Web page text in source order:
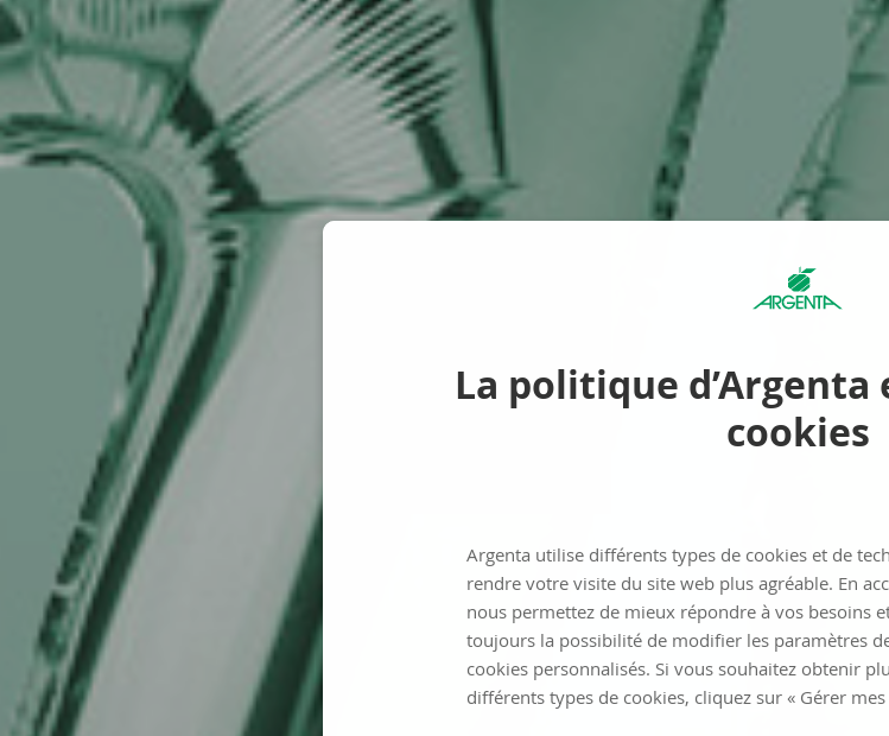
La politique
cookies
Argenta utilise différents types de cookies et de
rendre votre visite du site web plus agréable. En
nous permettez de mieux répondre à vos besoins
toujours la possibilité de modifier les paramètres
cookies personnalisés. Si vous souhaitez obtenir
différents types de cookies, cliquez sur « Gérer mes